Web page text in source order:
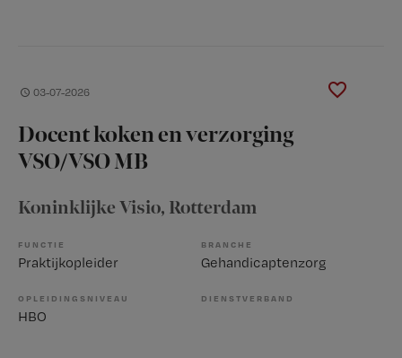
03-07-2026
Docent koken en verzorging
VSO/VSO MB
Koninklijke Visio, Rotterdam
FUNCTIE
Praktijkopleider
BRANCHE
Gehandicaptenzorg
OPLEIDINGSNIVEAU
HBO
DIENSTVERBAND